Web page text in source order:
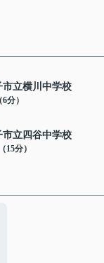
市立横川中学校
分）
市立四谷中学校
15分）